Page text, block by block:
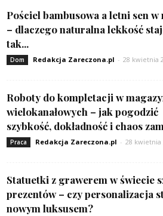
Pościel bambusowa a letni sen w
– dlaczego naturalna lekkość
tak...
Dom Redakcja Zareczona.pl - 28 kwietnia
Roboty do kompletacji w
wielokanałowych – jak pogodzić
szybkość, dokładność i chaos
Praca Redakcja Zareczona.pl - 28 kwietnia
Statuetki z grawerem w świecie
prezentów – czy personalizacja
nowym luksusem?